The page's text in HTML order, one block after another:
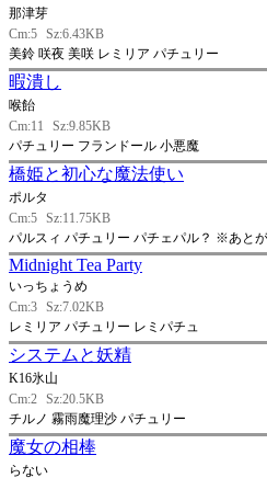
那津芽
Cm:5 Sz:6.43KB
美鈴 咲夜 美咲 レミリア パチュリー
暇潰し
喉飴
Cm:11
Sz:9.85KB
パチュリー フランドール 小悪魔
橋姫と初心な魔法使い
ポルタ
Cm:5 Sz:11.75KB
パルスィ パチュリー パチェパル？ ※あと
Midnight Tea Party
いっちょうめ
Cm:3 Sz:7.02KB
レミリア パチュリー レミパチュ
システムと妖精
K16氷山
Cm:2 Sz:20.5KB
チルノ 霧雨魔理沙 パチュリー
魔女の相棒
らない